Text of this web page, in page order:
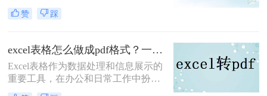
更好地完成相关操作。
然而，有时候我们需要将Excel表格转
换成PDF格式，以便于在不同的设备
PDF格式能够保持文档的原貌，不会
因软件版本或操作系统不同而导致格
式变化，这使得它成为了一种理想的
文件转换格式。本文将详细介绍excel
如何做成pdf格式，并分享一些实用技
赞 踩
excel表格怎么做成pdf格式？一分钟教会你三个方法！
Excel表格作为数据处理和信息展示的
重要工具，在办公和日常工作中扮演
着举足轻重的角色。然而，有时我们